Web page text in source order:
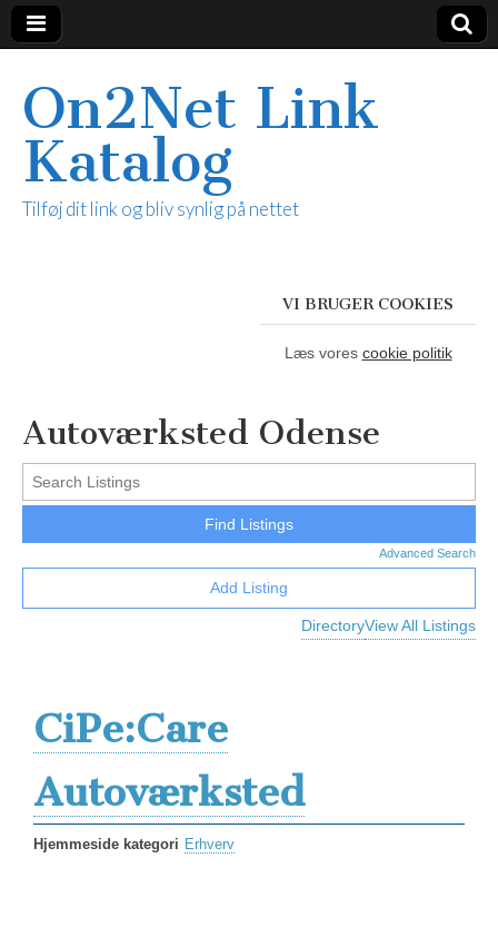
On2Net Link
Katalog
Tilføj dit link og bliv synlig på nettet
VI BRUGER COOKIES
Læs vores cookie politik
Autoværksted Odense
Advanced Search
DirectoryView All Listings
Add Listing
CiPe:Care
Autoværksted
Hjemmeside kategori Erhverv